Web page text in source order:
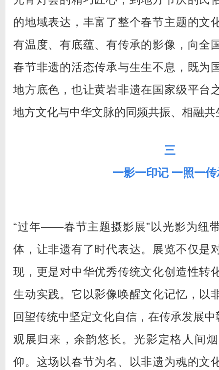
的地域表达，丰富了整个春节主题的文
有温度、有底蕴、有传承的影像，向全
春节非遗的活态传承与生生不息，既为
地方底色，也让黄岩非遗在国家级平台
地方文化与中华文脉的同频共振、相融共
三
一影一印记 一照一传
“过年——春节主题摄影展”以光影为纽
体，让非遗有了时代表达。展览不仅是
现，更是对中华优秀传统文化创造性转
生动实践。它以影像唤醒文化记忆，以
回望传统中坚定文化自信，在传承发展
观展归来，余韵悠长。光影定格人间
仰。这场以春节为名、以非遗为魂的文